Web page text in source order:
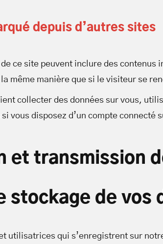
depuis d’autres sites
ce site peuvent inclure des
même manière que si le visiteur se
collecter des données sur vous,
vous disposez d’un compte connecté
et transmission
stockage de vos
utilisatrices qui s’enregistrent sur